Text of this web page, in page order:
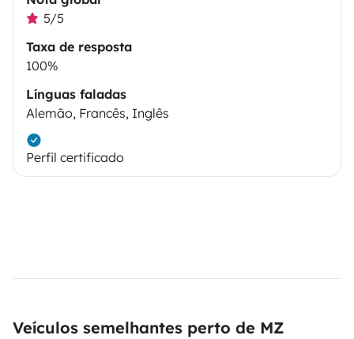
5/5
Taxa de resposta
100%
Línguas faladas
Alemão, Francês, Inglês
Perfil certificado
Veículos semelhantes perto de MZ